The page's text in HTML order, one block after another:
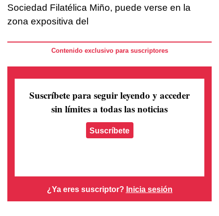
Sociedad Filatélica Miño, puede verse en la
zona expositiva del
Contenido exclusivo para suscriptores
Suscríbete para seguir leyendo y acceder
sin límites a todas las noticias
Suscríbete
¿Ya eres suscriptor? Inicia sesión